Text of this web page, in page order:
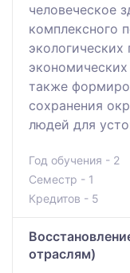
человеческое
комплексного
также
сохранения
людей для
Год обучения - 2
Семестр - 1
Кредитов - 5
отраслям)